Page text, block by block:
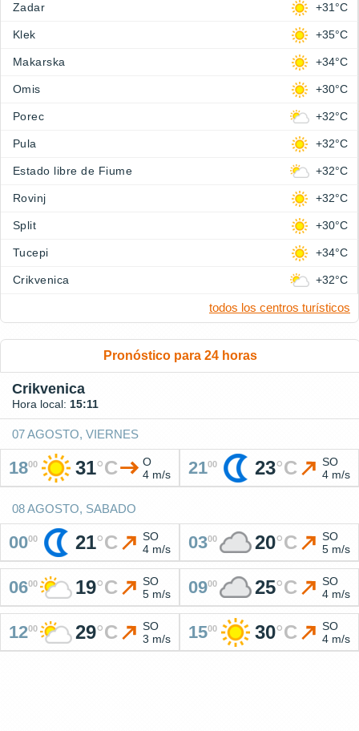
Zadar +31°C
Klek +35°C
Makarska +34°C
Omis +30°C
Porec +32°C
Pula +32°C
Estado libre de Fiume +32°C
Rovinj +32°C
Split +30°C
Tucepi +34°C
Crikvenica +32°C
todos los centros turísticos
Pronóstico para 24 horas
Crikvenica
Hora local: 15:11
07 AGOSTO, VIERNES
1800 31°C
O
4 m/s
2100 23°C
SO
4 m/s
08 AGOSTO, SABADO
0000 21°C
SO
4 m/s
0300 20°C
SO
5 m/s
0600 19°C
SO
5 m/s
0900 25°C
SO
4 m/s
1200 29°C
SO
3 m/s
1500 30°C
SO
4 m/s